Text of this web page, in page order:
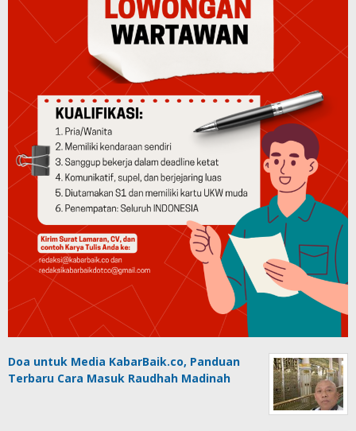
Doa untuk Media KabarBaik.co, Panduan
Terbaru Cara Masuk Raudhah Madinah